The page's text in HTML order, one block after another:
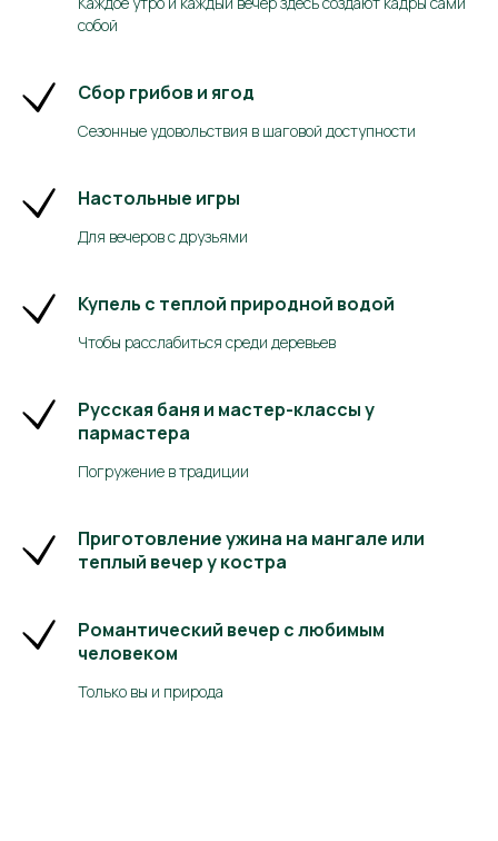
собой
Сбор грибов и ягод
Сезонные удовольствия в шаговой доступности
Настольные игры
Для вечеров с друзьями
Купель с теплой природной водой
Чтобы расслабиться среди деревьев
Русская баня и мастер-классы у
пармастера
Погружение в традиции
Приготовление ужина на мангале или
теплый вечер у костра
Романтический вечер с любимым
человеком
Только вы и природа
Политика конфиденциальности
Бронирование
Главная
Спецпредложения
Баня
Отзывы
Блог